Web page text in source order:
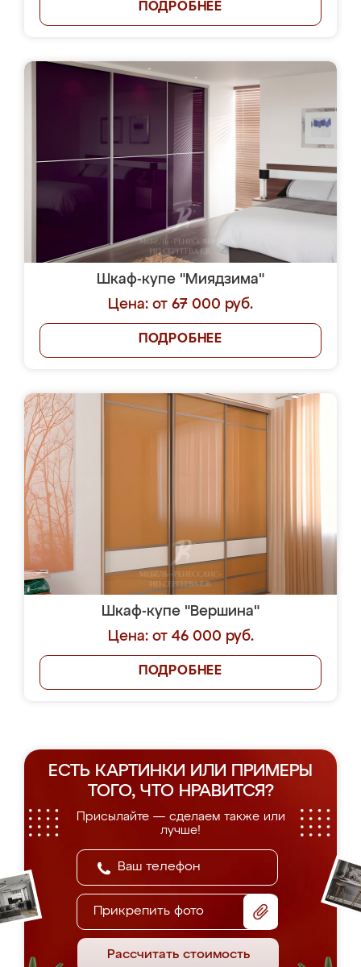
ПОДРОБНЕЕ
Шкаф-купе "Миядзима"
Цена: от 67 000 руб.
ПОДРОБНЕЕ
Шкаф-купе "Вершина"
Цена: от 46 000 руб.
ПОДРОБНЕЕ
ЕСТЬ КАРТИНКИ ИЛИ ПРИМЕРЫ
ТОГО, ЧТО НРАВИТСЯ?
Присылайте — сделаем также или
лучше!
Прикрепить фото
Рассчитать стоимость